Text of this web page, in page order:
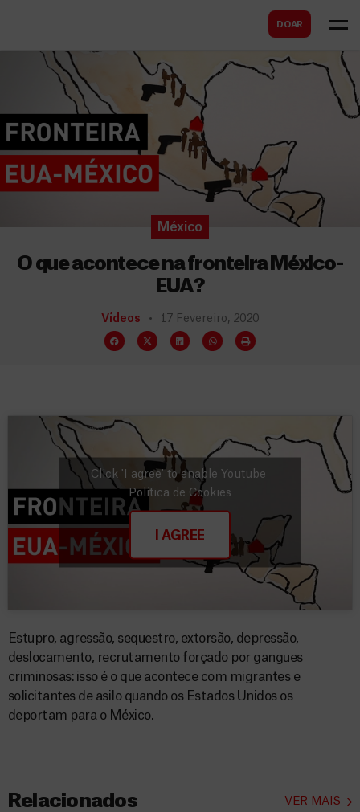
DOAR
r
México
O que acontece na fronteira México-
EUA?
Vídeos 17 Fevereiro, 2020
Click 'I agree' to enable Youtube
Política de Cookies
I AGREE
Estupro, agressão, sequestro, extorsão, depressão,
deslocamento, recrutamento forçado por gangues
criminosas: isso é o que acontece com migrantes e
solicitantes de asilo quando os Estados Unidos os
deportam para o México.
Relacionados VER MAIS
c
a
r